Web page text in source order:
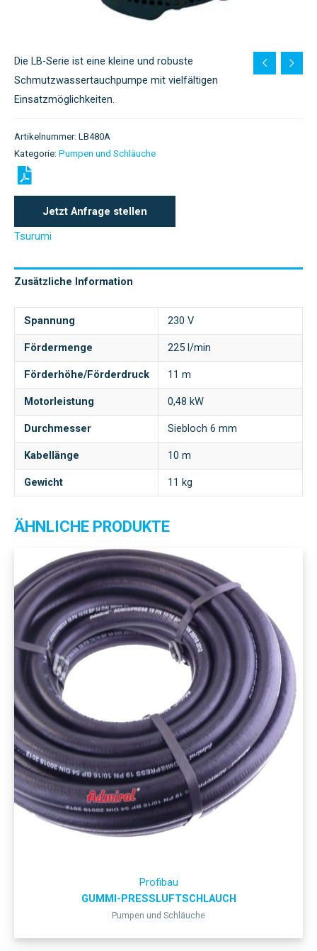
Die LB-Serie ist eine kleine und robuste
Schmutzwassertauchpumpe mit vielfältigen
Einsatzmöglichkeiten.
Artikelnummer: LB480A
Kategorie: Pumpen und Schläuche
Jetzt Anfrage stellen
Tsurumi
Zusätzliche Information
Spannung 230 V
Fördermenge 225 l/min
Förderhöhe/Förderdruck 11 m
Motorleistung 0,48 kW
Durchmesser Siebloch 6 mm
Kabellänge 10 m
Gewicht 11 kg
ÄHNLICHE PRODUKTE
Profibau
GUMMI-PRESSLUFTSCHLAUCH
Pumpen und Schläuche